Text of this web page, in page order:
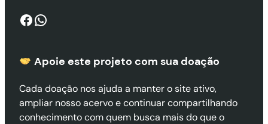
Facebook WhatsApp
Apoie este projeto com sua doação
Cada doação nos ajuda a manter o site ativo,
ampliar nosso acervo e continuar compartilhando
conhecimento com quem busca mais do que o